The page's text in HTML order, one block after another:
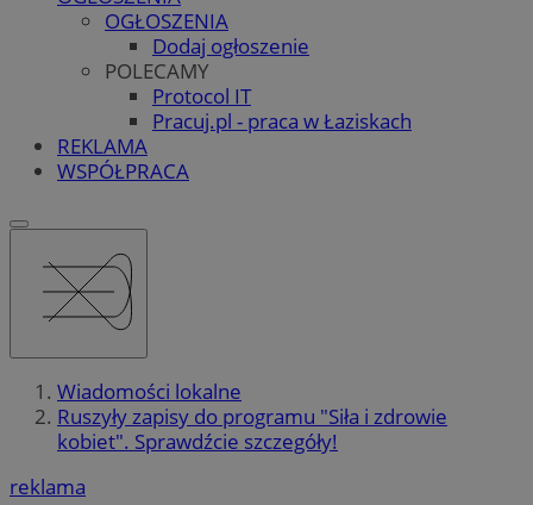
OGŁOSZENIA
Dodaj ogłoszenie
POLECAMY
Protocol IT
Pracuj.pl - praca w Łaziskach
REKLAMA
WSPÓŁPRACA
Wiadomości lokalne
Ruszyły zapisy do programu "Siła i zdrowie
kobiet". Sprawdźcie szczegóły!
reklama